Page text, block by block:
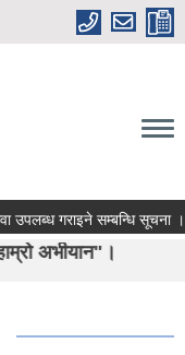
गराइने सम्बन्धि सूचना ।